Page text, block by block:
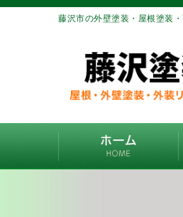
藤沢市の外壁塗装・屋根塗装